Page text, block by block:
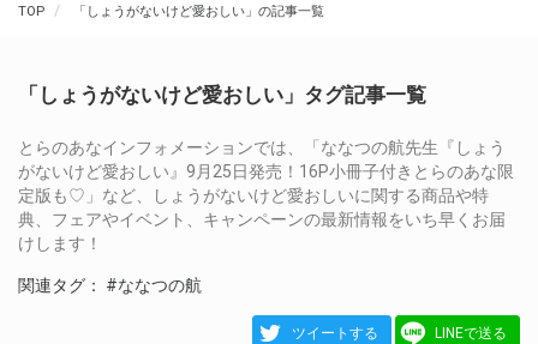
TOP 「しょうがないけど愛おしい」の記事一覧
「しょうがないけど愛おしい」タグ記事一覧
とらのあなインフォメーションでは、「ななつの航先生『しょう
がないけど愛おしい』9月25日発売！16P小冊子付きとらのあな限
定版も♡」など、しょうがないけど愛おしいに関する商品や特
典、フェアやイベント、キャンペーンの最新情報をいち早くお届
けします！
関連タグ： #ななつの航
ツイートする LINEで送る